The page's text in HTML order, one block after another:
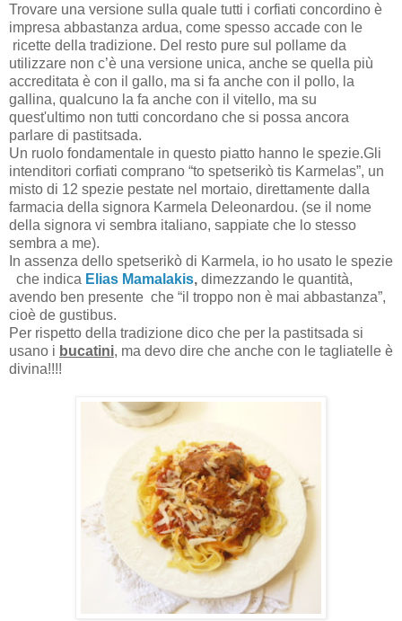
Trovare una versione sulla quale tutti i corfiati concordino è
impresa abbastanza ardua, come spesso accade con le
ricette della tradizione. Del resto pure sul pollame da
utilizzare non c’è una versione unica, anche se quella più
accreditata è con il gallo, ma si fa anche con il pollo, la
gallina, qualcuno la fa anche con il vitello, ma su
quest'ultimo non tutti concordano che si possa ancora
parlare di pastitsada.
Un ruolo fondamentale in questo piatto hanno le spezie.Gli
intenditori corfiati comprano “to spetserikò tis Karmelas”, un
misto di 12 spezie pestate nel mortaio, direttamente dalla
farmacia della signora Karmela Deleonardou. (se il nome
della signora vi sembra italiano, sappiate che lo stesso
sembra a me).
In assenza dello spetserikò di Karmela, io ho usato le spezie
che indica Elias Mamalakis, dimezzando le quantità,
avendo ben presente che “il troppo non è mai abbastanza”,
cioè de gustibus.
Per rispetto della tradizione dico che per la pastitsada si
usano i bucatini, ma devo dire che anche con le tagliatelle è
divina!!!!